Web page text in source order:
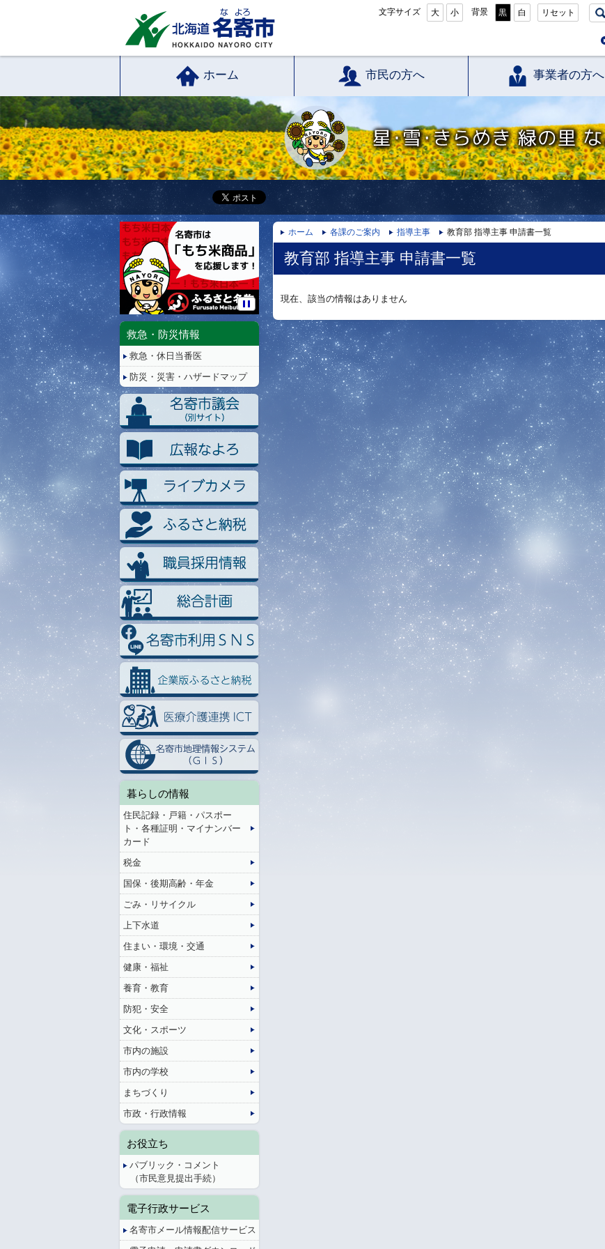
文字サイズ 大 小 背景 黒 白 リセット
ホーム 市民の方へ 事業者の方へ
星・雪・きらめき 緑の里 なよろ
ホーム 各課のご案内 指導主事 教育部 指導主事 申請書一覧
教育部 指導主事 申請書一覧
現在、該当の情報はありません
停
再
救急・防災情報
救急・休日当番医
防災・災害・ハザードマップ
暮らしの情報
住民記録・戸籍・パスポー
ト・各種証明・マイナンバー
カード
税金
国保・後期高齢・年金
ごみ・リサイクル
上下水道
住まい・環境・交通
健康・福祉
養育・教育
防犯・安全
文化・スポーツ
市内の施設
市内の学校
まちづくり
市政・行政情報
お役立ち
パブリック・コメント
（市民意見提出手続）
電子行政サービス
名寄市メール情報配信サービス